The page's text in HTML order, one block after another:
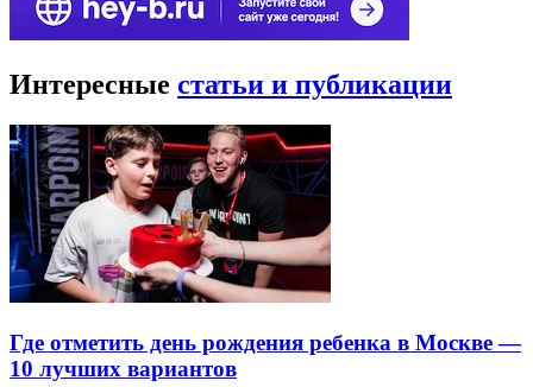
Интересные статьи и публикации
Где отметить день рождения ребенка в Москве —
10 лучших вариантов